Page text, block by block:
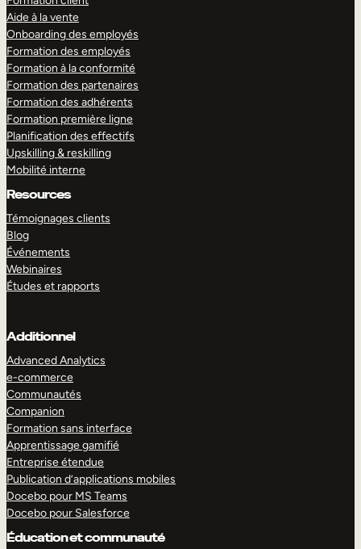
Aide à la vente
Onboarding des employés
Formation des employés
Formation à la conformité
Formation des partenaires
Formation des adhérents
Formation première ligne
Planification des effectifs
Upskilling & reskilling
Mobilité interne
Resources
Témoignages clients
Blog
Événements
Webinaires
Études et rapports
Additionnel
Advanced Analytics
e-commerce
Communautés
Companion
Formation sans interface
Apprentissage gamifié
Entreprise étendue
Publication d’applications mobiles
Docebo pour MS Teams
Docebo pour Salesforce
Éducation et communauté